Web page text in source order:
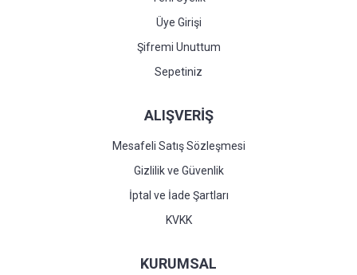
Üye Girişi
Şifremi Unuttum
Sepetiniz
ALIŞVERİŞ
Mesafeli Satış Sözleşmesi
Gizlilik ve Güvenlik
İptal ve İade Şartları
KVKK
KURUMSAL